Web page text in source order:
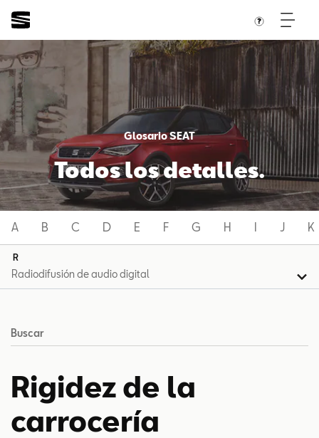
Glosario SEAT
Todos los detalles.
A B C D E F G H I J K
R
Buscar
Rigidez de la
carrocería